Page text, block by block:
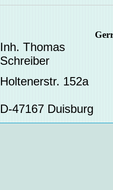
Inh. Thomas
Schreiber
Holtenerstr. 152a
D-47167 Duisburg